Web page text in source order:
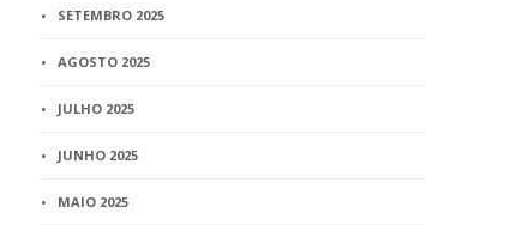
SETEMBRO 2025
AGOSTO 2025
JULHO 2025
JUNHO 2025
MAIO 2025